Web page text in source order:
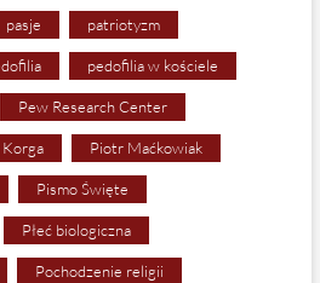
pasje patriotyzm
pedofilia w kościele
Pew Research Center
Piotr Maćkowiak
Pismo Święte
Płeć biologiczna
Pochodzenie religii